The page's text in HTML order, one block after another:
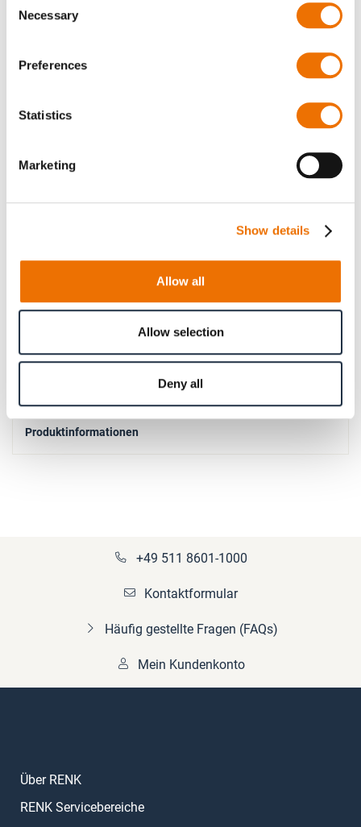
Selection
Necessary
Preferences
Statistics
Marketing
Show details
Allow all
Allow selection
Deny all
auswählen!
37AL-03 E18 (200822960), 37AL-03 E22 (200822961),
37AL-03 E28 (200822957),
37AL-03 E28N (200822962), 37AL-03 E35
Hydrostatikleitung
Produktinformationen
+49 511 8601-1000
Kontaktformular
Häufig gestellte Fragen (FAQs)
Mein Kundenkonto
Über RENK
RENK Servicebereiche